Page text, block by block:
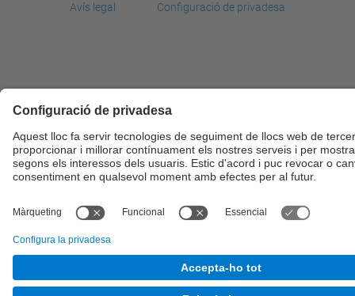
Avís legal
Configuració de privadesa